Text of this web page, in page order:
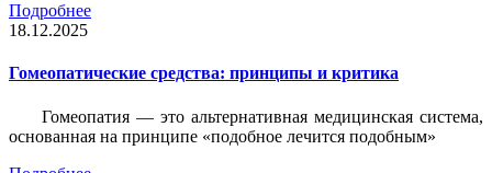
Подробнее
18.12.2025
Гомеопатические средства: принципы и критика
Гомеопатия — это альтернативная медицинская система,
основанная на принципе «подобное лечится подобным»